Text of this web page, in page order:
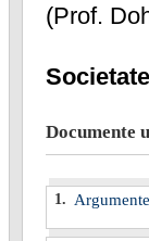
(Prof.
Documente
1.